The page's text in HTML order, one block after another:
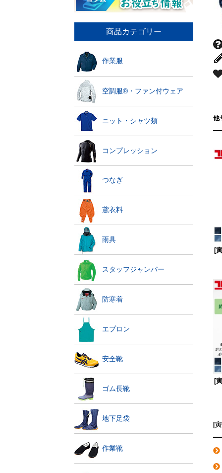
商品カテゴリー
作業服
空調服®・ファン付ウェア
ニット・シャツ類
コンプレッション
つなぎ
鳶衣料
雨具
スタッフジャンパー
防寒着
エプロン
安全靴
ゴム長靴
地下足袋
作業靴
他
[
[
[